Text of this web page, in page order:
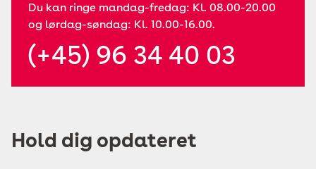
Du kan ringe mandag-fredag: Kl. 08.00-20.00
og lørdag-søndag: Kl. 10.00-16.00.
(+45) 96 34 40 03
Hold dig opdateret